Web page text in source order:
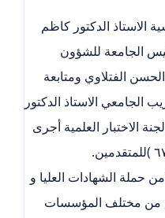
الاستاذ الدكتور كاظم
الجامعة للشؤون
الفتلاوي ومتابعة
الجامعي الاستاذ الدكتور
الاختبار العلمية أجرى
( ١٢ ) متقدماً من حملة الشهادات العليا و
من مختلف المؤسسات